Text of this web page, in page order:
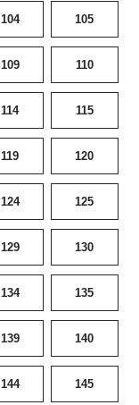
104 105
109 110
114 115
119 120
124 125
129 130
134 135
139 140
144 145